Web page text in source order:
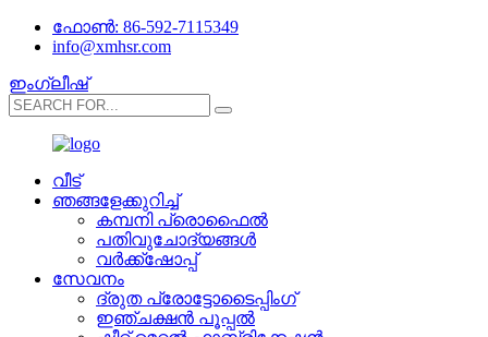
ഫോൺ: 86-592-7115349
info@xmhsr.com
ഇംഗ്ലീഷ്
വീട്
ഞങ്ങളേക്കുറിച്ച്
കമ്പനി പ്രൊഫൈൽ
പതിവുചോദ്യങ്ങൾ
വർക്ക്‌ഷോപ്പ്
സേവനം
ദ്രുത പ്രോട്ടോടൈപ്പിംഗ്
ഇഞ്ചക്ഷൻ പൂപ്പൽ